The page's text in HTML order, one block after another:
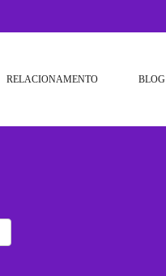
RELACIONAMENTO BLOG